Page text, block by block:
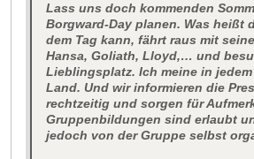
Lass uns doch kommenden
Borgward-Day planen. Was heißt
dem Tag kann, fährt raus mit
Hansa, Goliath, Lloyd,… und
Lieblingsplatz. Ich meine in
Land. Und wir informieren die
rechtzeitig und sorgen für
Gruppenbildungen sind erlaubt
jedoch von der Gruppe selbst